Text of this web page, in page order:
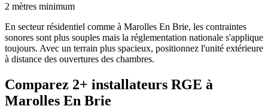
2 mètres minimum
En secteur résidentiel comme à Marolles En Brie, les contraintes
sonores sont plus souples mais la réglementation nationale s'applique
toujours. Avec un terrain plus spacieux, positionnez l'unité extérieure
à distance des ouvertures des chambres.
Comparez 2+ installateurs RGE à
Marolles En Brie